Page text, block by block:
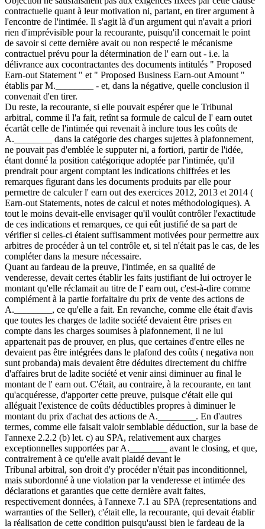
contractuelle quant à leur motivation ni, partant, en tirer argument à
l'encontre de l'intimée. Il s'agit là d'un argument qui n'avait a priori
rien d'imprévisible pour la recourante, puisqu'il concernait le point
de savoir si cette dernière avait ou non respecté le mécanisme
contractuel prévu pour la détermination de l' earn out - i.e. la
délivrance aux cocontractantes des documents intitulés " Proposed
Earn-out Statement " et " Proposed Business Earn-out Amount "
établis par M.________ - et, dans la négative, quelle conclusion il
convenait d'en tirer.
Du reste, la recourante, si elle pouvait espérer que le Tribunal
arbitral, comme il l'a fait, retînt sa formule de calcul de l' earn outet
écartât celle de l'intimée qui revenait à inclure tous les coûts de
A.________ dans la catégorie des charges sujettes à plafonnement,
ne pouvait pas d'emblée le supputer ni, a fortiori, partir de l'idée,
étant donné la position catégorique adoptée par l'intimée, qu'il
prendrait pour argent comptant les indications chiffrées et les
remarques figurant dans les documents produits par elle pour
permettre de calculer l' earn out des exercices 2012, 2013 et 2014 (
Earn-out Statements, notes de calcul et notes méthodologiques). A
tout le moins devait-elle envisager qu'il voulût contrôler l'exactitude
de ces indications et remarques, ce qui eût justifié de sa part de
vérifier si celles-ci étaient suffisamment motivées pour permettre aux
arbitres de procéder à un tel contrôle et, si tel n'était pas le cas, de les
compléter dans la mesure nécessaire.
Quant au fardeau de la preuve, l'intimée, en sa qualité de
venderesse, devait certes établir les faits justifiant de lui octroyer le
montant qu'elle réclamait au titre de l' earn out, c'est-à-dire comme
complément à la partie forfaitaire du prix de vente des actions de
A.________, ce qu'elle a fait. En revanche, comme elle était d'avis
que toutes les charges de ladite société devaient être prises en
compte dans les charges soumises à plafonnement, il ne lui
appartenait pas de prouver, en plus, que certaines d'entre elles ne
devaient pas être intégrées dans le plafond des coûts ( negativa non
sunt probanda) mais devaient être déduites directement du chiffre
d'affaires brut de ladite société et venir ainsi diminuer au final le
montant de l' earn out. C'était, au contraire, à la recourante, en tant
qu'acquéresse, d'apporter cette preuve, puisque c'était elle qui
alléguait l'existence de coûts déductibles propres à diminuer le
montant du prix d'achat des actions de A.________. En d'autres
termes, comme elle faisait valoir semblable déduction, sur la base de
l'annexe 2.2.2 (b) let. c) au SPA, relativement aux charges
exceptionnelles supportées par A.________ avant le closing, et que,
contrairement à ce qu'elle avait plaidé devant le
Tribunal arbitral, son droit d'y procéder n'était pas inconditionnel,
mais subordonné à une violation par la venderesse et intimée des
déclarations et garanties que cette dernière avait faites,
respectivement données, à l'annexe 7.1 au SPA (representations and
warranties of the Seller), c'était elle, la recourante, qui devait établir
la réalisation de cette condition puisqu'aussi bien le fardeau de la